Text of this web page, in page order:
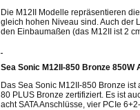
Die M12II Modelle repräsentieren
gleich hohen Niveau sind. Auch der
den Einbaumaßen (das M12II ist 2
Sea Sonic M12II-850 Bronze 850W
Das Sea Sonic M12II-850 Bronze
80 PLUS Bronze zertifiziert. Es ist
acht SATA Anschlüsse, vier PCIe